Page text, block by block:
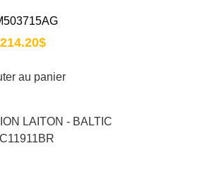
214.20$
au panier